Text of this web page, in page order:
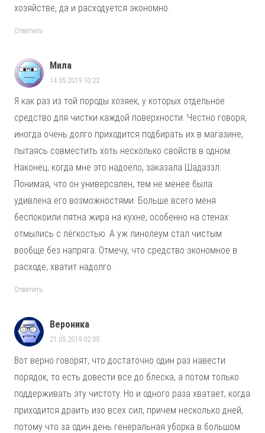
хозяйстве, да и расходуется экономно.
Ответить
Мила
14.05.2019 10:22
Я как раз из той породы хозяек, у которых отдельное
средство для чистки каждой поверхности. Честно говоря,
иногда очень долго приходится подбирать их в магазине,
пытаясь совместить хоть несколько свойств в одном.
Наконец, когда мне это надоело, заказала Шадаззл.
Понимая, что он универсален, тем не менее была
удивлена его возможностями. Больше всего меня
беспокоили пятна жира на кухне, особенно на стенах:
отмылись с лёгкостью. А уж линолеум стал чистым
вообще без напряга. Отмечу, что средство экономное в
расходе, хватит надолго.
Ответить
Вероника
21.05.2019 02:05
Вот верно говорят, что достаточно один раз навести
порядок, то есть довести все до блеска, а потом только
поддерживать эту чистоту. Но и одного раза хватает, когда
приходится драить изо всех сил, причем несколько дней,
потому что за один день генеральная уборка в большом